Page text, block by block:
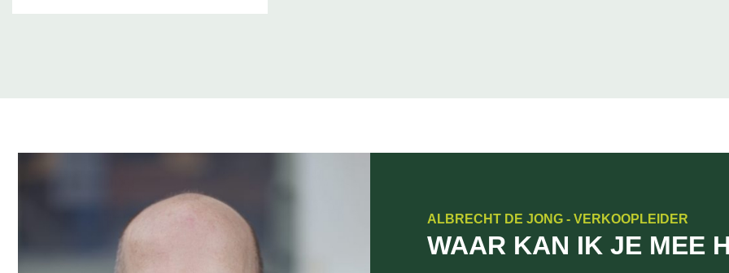
ALBRECHT DE JONG - VERKOOPLEIDER
WAAR KAN IK JE MEE